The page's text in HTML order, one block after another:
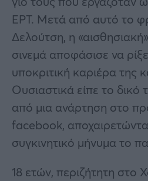
ΕΡΤ. Μετά από αυτό το
Δελούτση, η
σινεμά αποφάσισε να
υποκριτική καριέρα της
Ουσιαστικά είπε το δικό
από μια ανάρτηση στο
facebook,
συγκινητικό μήνυμα το
18 ετών, περιζήτητη στο